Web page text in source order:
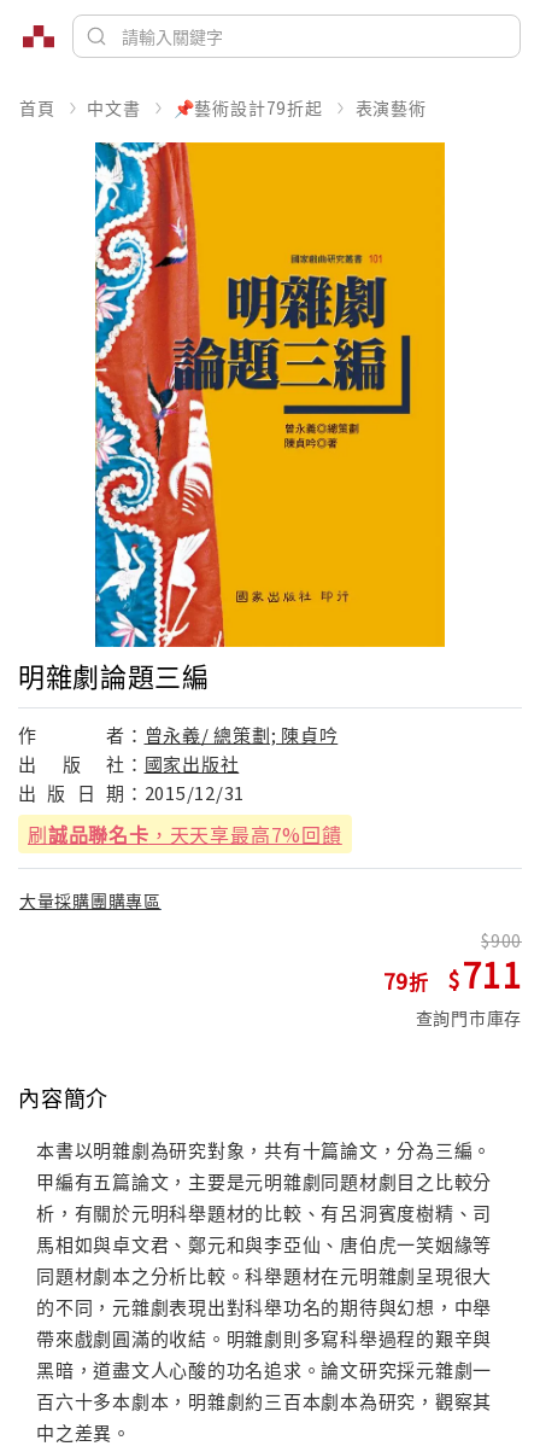
首頁 中文書 📌藝術設計79折起 表演藝術
明雜劇論題三編
作 者： 曾永義/ 總策劃; 陳貞吟
出
版 社： 國家出版社
出 版 日 期： 2015/12/31
刷誠品聯名卡 ，天天享最高7%回饋
大量採購團購專區
79
900
711
查詢門市庫存
內容簡介
本書以明雜劇為研究對象，共有十篇論文，分為三編。
甲編有五篇論文，主要是元明雜劇同題材劇目之比較分
析，有關於元明科舉題材的比較、有呂洞賓度樹精、司
馬相如與卓文君、鄭元和與李亞仙、唐伯虎一笑姻緣等
同題材劇本之分析比較。科舉題材在元明雜劇呈現很大
的不同，元雜劇表現出對科舉功名的期待與幻想，中舉
帶來戲劇圓滿的收結。明雜劇則多寫科舉過程的艱辛與
黑暗，道盡文人心酸的功名追求。論文研究採元雜劇一
百六十多本劇本，明雜劇約三百本劇本為研究，觀察其
中之差異。